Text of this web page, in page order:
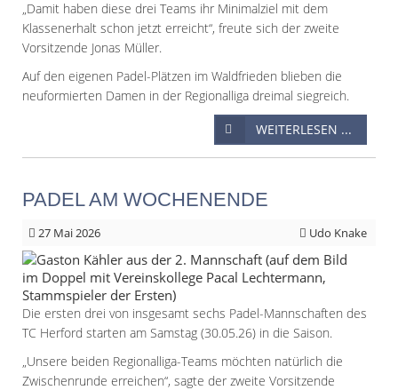
„Damit haben diese drei Teams ihr Minimalziel mit dem
Klassenerhalt schon jetzt erreicht“, freute sich der zweite
Vorsitzende Jonas Müller.
Auf den eigenen Padel-Plätzen im Waldfrieden blieben die
neuformierten Damen in der Regionalliga dreimal siegreich.
WEITERLESEN ...
PADEL AM WOCHENENDE
27 Mai 2026 Udo Knake
Die ersten drei von insgesamt sechs Padel-Mannschaften des
TC Herford starten am Samstag (30.05.26) in die Saison.
„Unsere beiden Regionalliga-Teams möchten natürlich die
Zwischenrunde erreichen“, sagte der zweite Vorsitzende